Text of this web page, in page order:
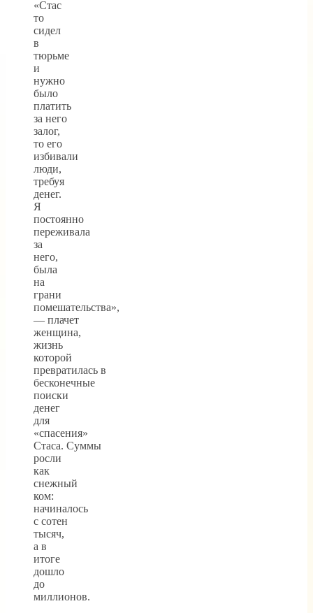
«Стас
то
сидел
в
тюрьме
и
нужно
было
платить
за него
залог,
то его
избивали
люди,
требуя
денег.
Я
постоянно
переживала
за
него,
была
на
грани
помешательства»,
— плачет
женщина,
жизнь
которой
превратилась в
бесконечные
поиски
денег
для
«спасения»
Стаса. Суммы
росли
как
снежный
ком:
начиналось
с сотен
тысяч,
а в
итоге
дошло
до
миллионов.